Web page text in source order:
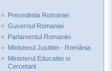
Presedintia Romaniei
Guvernul Romaniei
Parlamentul Romaniei
Ministerul Justitiei - România
Ministerul Educatiei si
Cercetarii